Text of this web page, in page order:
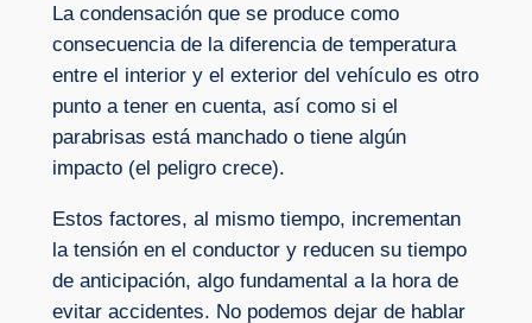
La condensación que se produce como
consecuencia de la diferencia de temperatura
entre el interior y el exterior del vehículo es otro
punto a tener en cuenta, así como si el
parabrisas está manchado o tiene algún
impacto (el peligro crece).
Estos factores, al mismo tiempo, incrementan
la tensión en el conductor y reducen su tiempo
de anticipación, algo fundamental a la hora de
evitar accidentes. No podemos dejar de hablar